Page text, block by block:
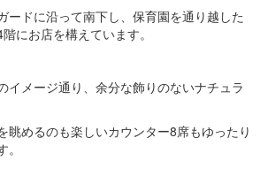
ードに沿って南下し、保育園を通り越した
にお店を構えています。
イメージ通り、余分な飾りのないナチュラ
眺めるのも楽しいカウンター8席もゆったり